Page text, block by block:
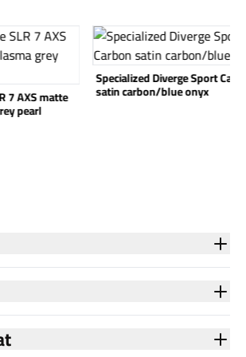
7 AXS matte
pearl
Katso tuote
Specialized Diverge Sport
satin carbon/blue onyx